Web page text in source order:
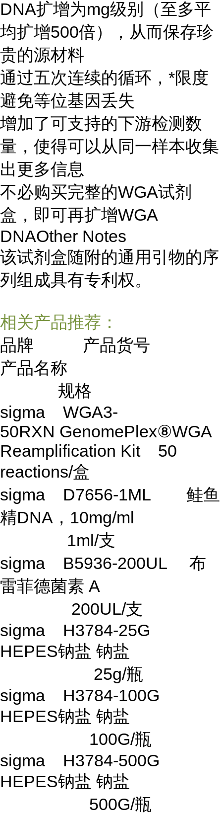
DNA扩增为mg级别（至多平
均扩增500倍），从而保存珍
贵的源材料
通过五次连续的循环，*限度
避免等位基因丢失
增加了可支持的下游检测数
量，使得可以从同一样本收集
出更多信息
不必购买完整的WGA试剂
盒，即可再扩增WGA
DNAOther Notes
该试剂盒随附的通用引物的序
列组成具有专利权。
相关产品推荐：
品牌 产品货号
产品名称
规格
sigma WGA3-
50RXN GenomePlex⑧WGA
Reamplification Kit 50
reactions/盒
sigma D7656-1ML 鲑鱼
精DNA，10mg/ml
1ml/支
sigma B5936-200UL 布
雷菲德菌素 A
200UL/支
sigma H3784-25G
HEPES钠盐 钠盐
25g/瓶
sigma H3784-100G
HEPES钠盐 钠盐
100G/瓶
sigma H3784-500G
HEPES钠盐 钠盐
500G/瓶